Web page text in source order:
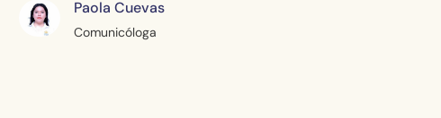
Paola Cuevas
Comunicóloga